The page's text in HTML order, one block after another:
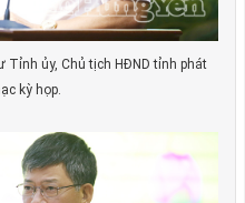
Tỉnh ủy, Chủ tịch HĐND tỉnh phát
kỳ họp.